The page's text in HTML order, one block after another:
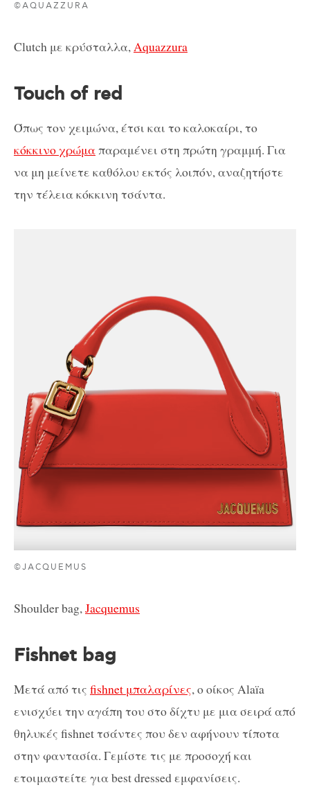
©AQUAZZURA
Clutch με κρύσταλλα,Aquazzura
Touch of red
Όπως τον χειμώνα, έτσι και το καλοκαίρι, το
κόκκινο χρώμαπαραμένει στη πρώτη γραμμή. Για
να μη μείνετε καθόλου εκτός λοιπόν, αναζητήστε
την τέλεια κόκκινη τσάντα.
©JACQUEMUS
Shoulder bag,Jacquemus
Fishnet bag
Μετά από τις fishnet μπαλαρίνες, ο οίκος Alaïa
ενισχύει την αγάπη του στο δίχτυ με μια σειρά από
θηλυκές fishnet τσάντες που δεν αφήνουν τίποτα
στην φαντασία. Γεμίστε τις με προσοχή και
ετοιμαστείτε για best dressed εμφανίσεις.